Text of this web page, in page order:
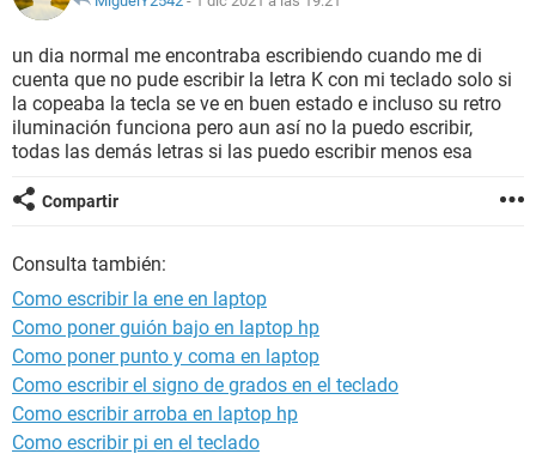
un dia normal me encontraba escribiendo cuando me di
cuenta que no pude escribir la letra K con mi teclado solo si
la copeaba la tecla se ve en buen estado e incluso su retro
iluminación funciona pero aun así no la puedo escribir,
todas las demás letras si las puedo escribir menos esa
Compartir
Consulta también:
Como escribir la ene en laptop
Como poner guión bajo en laptop hp
Como poner punto y coma en laptop
Como escribir el signo de grados en el teclado
Como escribir arroba en laptop hp
Como escribir pi en el teclado